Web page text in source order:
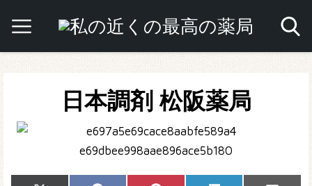
日本調剤 松阪薬局